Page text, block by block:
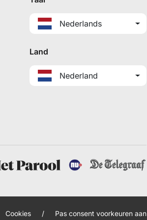
Nederlands
Land
Nederland
Cookies / Pas consent voorkeuren aan